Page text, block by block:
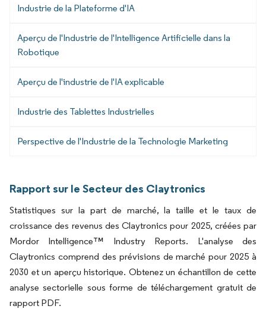
Industrie de la Plateforme d'IA
Aperçu de l'Industrie de l'Intelligence Artificielle dans la
Robotique
Aperçu de l'industrie de l'IA explicable
Industrie des Tablettes Industrielles
Perspective de l'Industrie de la Technologie Marketing
Rapport sur le Secteur des Claytronics
Statistiques sur la part de marché, la taille et le taux de
croissance des revenus des Claytronics pour 2025, créées par
Mordor Intelligence™ Industry Reports. L'analyse des
Claytronics comprend des prévisions de marché pour 2025 à
2030 et un aperçu historique. Obtenez un échantillon de cette
analyse sectorielle sous forme de téléchargement gratuit de
rapport PDF.